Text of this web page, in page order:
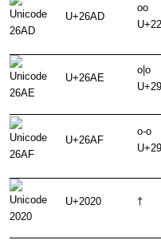
U+26AD
oo
U+26AE
o|o
U+26AF
o-o
U+2020 †